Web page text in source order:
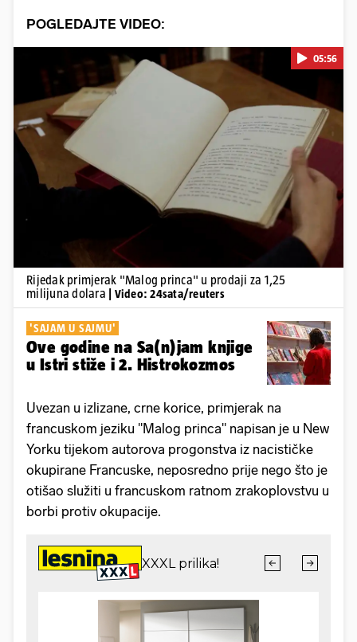
POGLEDAJTE VIDEO:
Pokretanje videa...
05:56
Rijedak primjerak "Malog princa" u prodaji za 1,25
milijuna dolara
| Video: 24sata/reuters
'SAJAM U SAJMU'
Ove godine na Sa(n)jam knjige
u Istri stiže i 2. Histrokozmos
Uvezan u izlizane, crne korice, primjerak na
francuskom jeziku "Malog princa" napisan je u New
Yorku tijekom autorova progonstva iz nacističke
okupirane Francuske, neposredno prije nego što je
otišao služiti u francuskom ratnom zrakoplovstvu u
borbi protiv okupacije.